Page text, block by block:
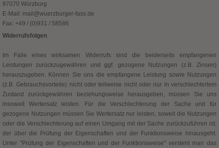
97070 Würzburg
E-Mail: mail@wuerzburger-fass.de
Fax: +49 / (0)931 / 58586
Widerrufsfolgen
Im Falle eines wirksamen Widerrufs sind die beiderseits empfangenen
Leistungen zurückzugewähren und ggf. gezogene Nutzungen (z.B. Zinsen)
herauszugeben. Können Sie uns die empfangene Leistung sowie Nutzungen
(z.B. Gebrauchsvorteile) nicht oder teilweise nicht oder nur in verschlechtertem
Zustand zurückgewähren beziehungsweise herausgeben, müssen Sie uns
insoweit Wertersatz leisten. Für die Verschlechterung der Sache und für
gezogene Nutzungen müssen Sie Wertersatz nur leisten, soweit die Nutzungen
oder die Verschlechterung auf einen Umgang mit der Sache zurückzuführen ist,
der über die Prüfung der Eigenschaften und der Funktionsweise hinausgeht.
Unter "Prüfung der Eigenschaften und der Funktionsweise" versteht man das